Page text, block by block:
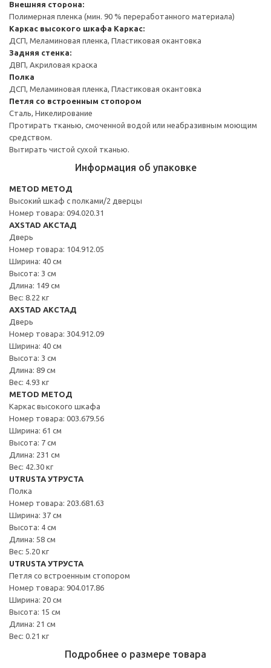
Внешняя сторона:
Полимерная пленка (мин. 90 % переработанного материала)
Каркас высокого шкафа Каркас:
ДСП, Меламиновая пленка, Пластиковая окантовка
Задняя стенка:
ДВП, Акриловая краска
Полка
ДСП, Меламиновая пленка, Пластиковая окантовка
Петля со встроенным стопором
Сталь, Никелирование
Протирать тканью, смоченной водой или неабразивным моющим
средством.
Вытирать чистой сухой тканью.
Информация об упаковке
METOD МЕТОД
Высокий шкаф с полками/2 дверцы
Номер товара: 094.020.31
AXSTAD АКСТАД
Дверь
Номер товара: 104.912.05
Ширина: 40 см
Высота: 3 см
Длина: 149 см
Вес: 8.22 кг
AXSTAD АКСТАД
Дверь
Номер товара: 304.912.09
Ширина: 40 см
Высота: 3 см
Длина: 89 см
Вес: 4.93 кг
METOD МЕТОД
Каркас высокого шкафа
Номер товара: 003.679.56
Ширина: 61 см
Высота: 7 см
Длина: 231 см
Вес: 42.30 кг
UTRUSTA УТРУСТА
Полка
Номер товара: 203.681.63
Ширина: 37 см
Высота: 4 см
Длина: 58 см
Вес: 5.20 кг
UTRUSTA УТРУСТА
Петля со встроенным стопором
Номер товара: 904.017.86
Ширина: 20 см
Высота: 15 см
Длина: 21 см
Вес: 0.21 кг
Подробнее о размере товара